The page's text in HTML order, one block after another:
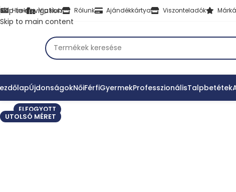
Skip to navigation
Skip to main content
Hírek Vip klub Rólunk Ajándékkártya Viszonteladók
ÚjdonságokNőiFérfiGyermekProfesszionálisTalpbetétek
ELFOGYOTT
UTOLSÓ MÉRET